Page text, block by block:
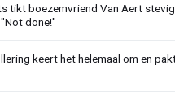
tikt boezemvriend Van Aert
done!"
keert het helemaal om en